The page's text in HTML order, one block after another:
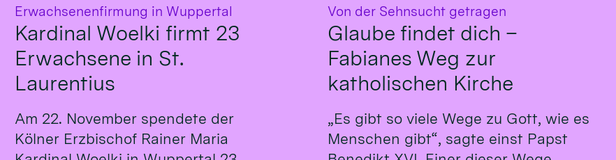
Erwachsenenfirmung in Wuppertal
Kardinal Woelki firmt 23
Erwachsene in St.
Laurentius
Am 22. November spendete der
Kölner Erzbischof Rainer Maria
Von der Sehnsucht getragen
Glaube findet dich –
Fabianes Weg zur
katholischen Kirche
„Es gibt so viele Wege zu Gott, wie es
Menschen gibt“, sagte einst Papst